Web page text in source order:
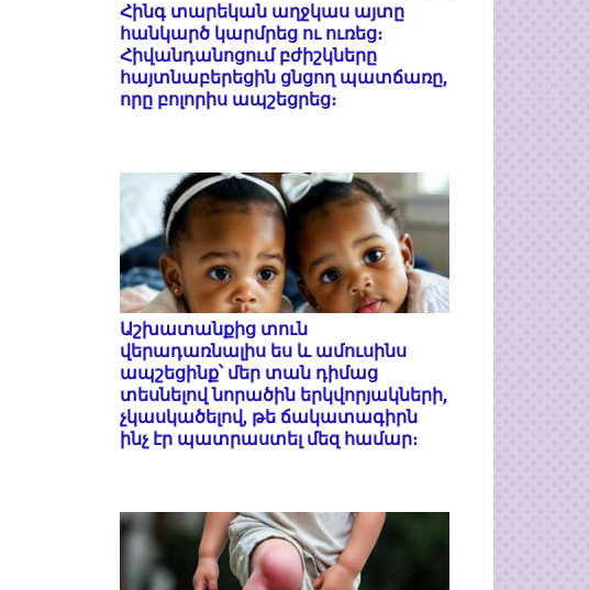
Հինգ տարեկան աղջկաս այտը
հանկարծ կարմրեց ու ուռեց։
Հիվանդանոցում բժիշկները
հայտնաբերեցին ցնցող պատճառը,
որը բոլորիս ապշեցրեց։
Աշխատանքից տուն
վերադառնալիս ես և ամուսինս
ապշեցինք՝ մեր տան դիմաց
տեսնելով նորածին երկվորյակների,
չկասկածելով, թե ճակատագիրն
ինչ էր պատրաստել մեզ համար։